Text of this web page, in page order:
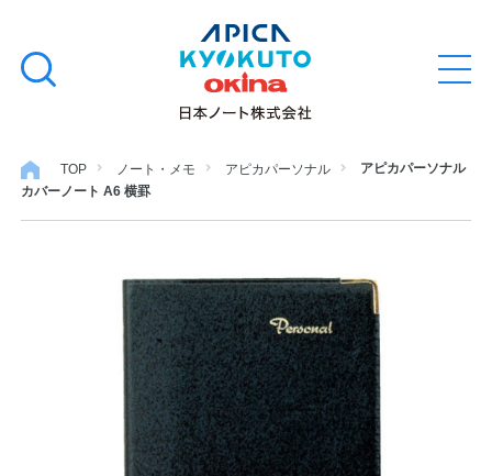
文
キ
ッ
開
検
る
ノート・メモ
ファイル・バインダー
日用・事務用品
特集・コラム
TOP ノート・メモ アピカパーソナル
アピカパーソナル
カバーノート A6 横罫